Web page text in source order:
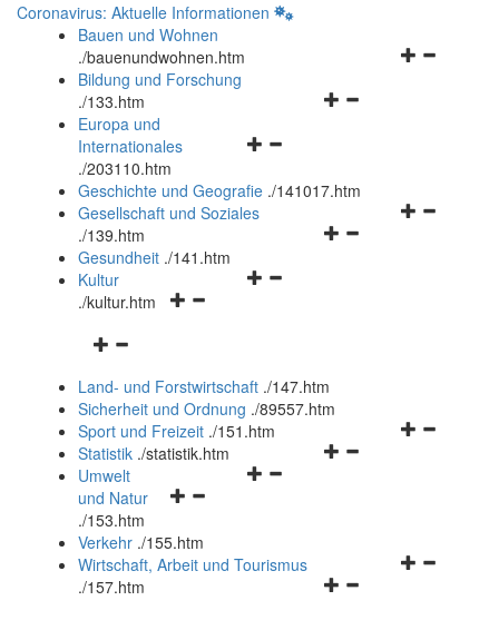
Coronavirus: Aktuelle Informationen
Bauen und Wohnen
./bauenundwohnen.htm
Navigationsmenü
Bildung und Forschung
./133.htm
Navigationsmenü
und
schließen
Europa und
Internationales
./203110.htm
Geschichte und Geografie ./141017.htm
Navigationsmenü
Gesellschaft und Soziales
./139.htm
Navigationsmenü
Gesundheit ./141.htm
Navigationsmenü
Kultur
./kultur.htm
Navigationsmenü
und
schließen
Land- und Forstwirtschaft ./147.htm
Sicherheit und Ordnung ./89557.htm
Navigationsmenü
Sport und Freizeit ./151.htm
Navigationsmenü
Statistik ./statistik.htm
Navigationsmenü
und
schließen
Umwelt
und Natur
./153.htm
Verkehr ./155.htm
Navigationsmenü
Wirtschaft, Arbeit und Tourismus
./157.htm